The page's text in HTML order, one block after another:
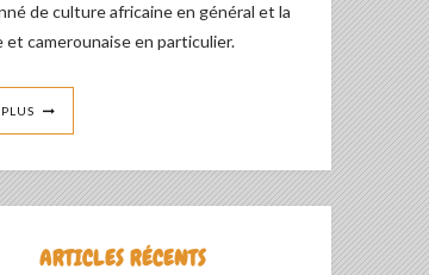
de culture africaine en général et la
et camerounaise en particulier.
ARTICLES RÉCENTS